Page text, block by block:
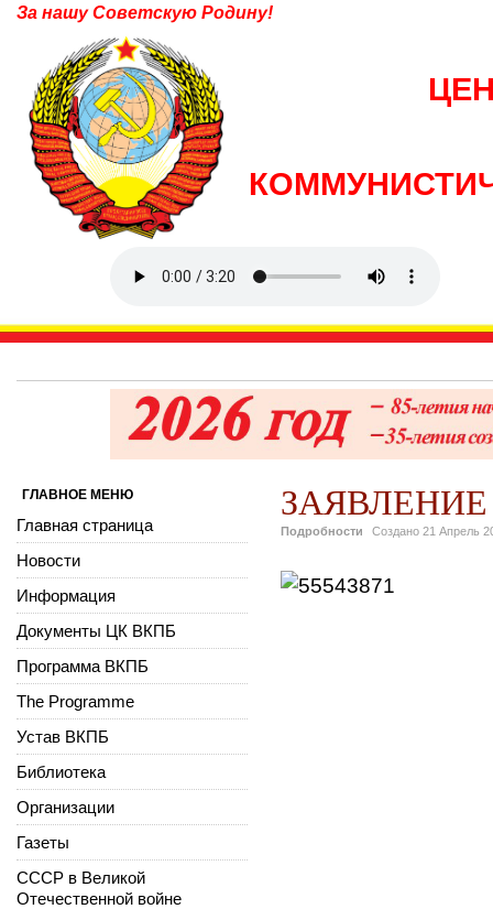
За нашу Советскую Родину!
Подробности Создано 21 Апрель
ГЛАВНОЕ МЕНЮ
Главная страница
Новости
Информация
Документы ЦК ВКПБ
Программа ВКПБ
The Programme
Устав ВКПБ
Библиотека
Организации
Газеты
СССР в Великой
Отечественной войне